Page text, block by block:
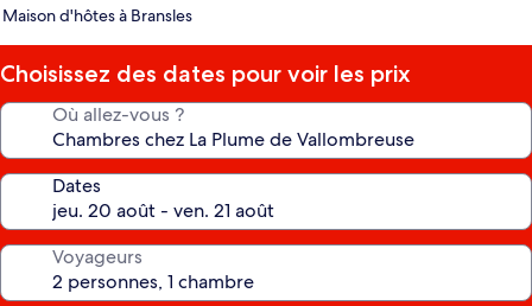
Maison d'hôtes à Bransles
Choisissez des dates pour voir les prix
Où allez-vous ?
Dates
Voyageurs